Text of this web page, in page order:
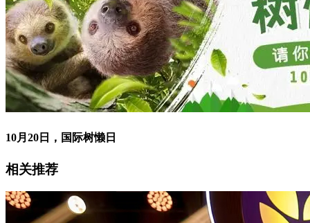
10月20日，国际树懒日
相关推荐